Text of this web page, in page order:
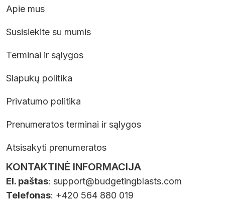
Apie mus
Susisiekite su mumis
Terminai ir sąlygos
Slapukų politika
Privatumo politika
Prenumeratos terminai ir sąlygos
Atsisakyti prenumeratos
KONTAKTINĖ INFORMACIJA
El. paštas: support@budgetingblasts.com
Telefonas: +420 564 880 019